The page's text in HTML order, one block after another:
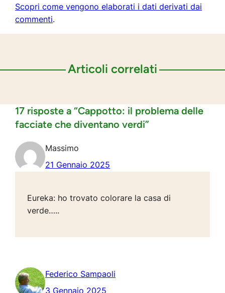
Scopri come vengono elaborati i dati derivati dai
commenti.
Articoli correlati
17 risposte a “Cappotto: il problema delle
facciate che diventano verdi”
Massimo
21 Gennaio 2025
Eureka: ho trovato colorare la casa di
verde…..
Federico Sampaoli
3 Gennaio 2025